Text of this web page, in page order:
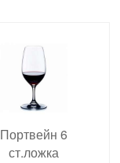
Портвейн 6
ст.ложка